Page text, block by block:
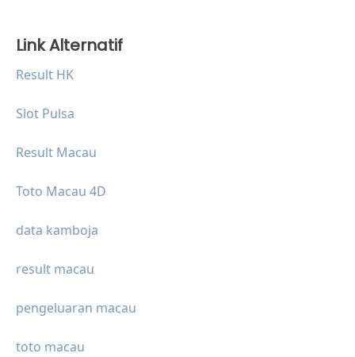
Link Alternatif
Result HK
Slot Pulsa
Result Macau
Toto Macau 4D
data kamboja
result macau
pengeluaran macau
toto macau